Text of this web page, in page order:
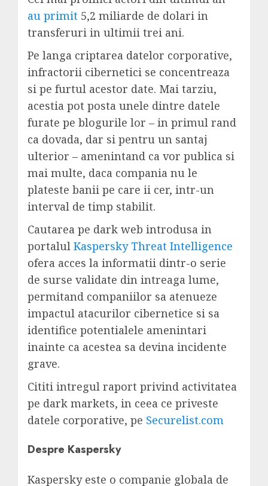
au primit 5,2 miliarde de dolari in
transferuri in ultimii trei ani.
Pe langa criptarea datelor corporative,
infractorii cibernetici se concentreaza
si pe furtul acestor date. Mai tarziu,
acestia pot posta unele dintre datele
furate pe blogurile lor – in primul rand
ca dovada, dar si pentru un santaj
ulterior – amenintand ca vor publica si
mai multe, daca compania nu le
plateste banii pe care ii cer, intr-un
interval de timp stabilit.
Cautarea pe dark web introdusa in
portalul Kaspersky Threat Intelligence
ofera acces la informatii dintr-o serie
de surse validate din intreaga lume,
permitand companiilor sa atenueze
impactul atacurilor cibernetice si sa
identifice potentialele amenintari
inainte ca acestea sa devina incidente
grave.
Cititi intregul raport privind activitatea
pe dark markets, in ceea ce priveste
datele corporative, pe Securelist.com
Despre Kaspersky
Kaspersky este o companie globala de